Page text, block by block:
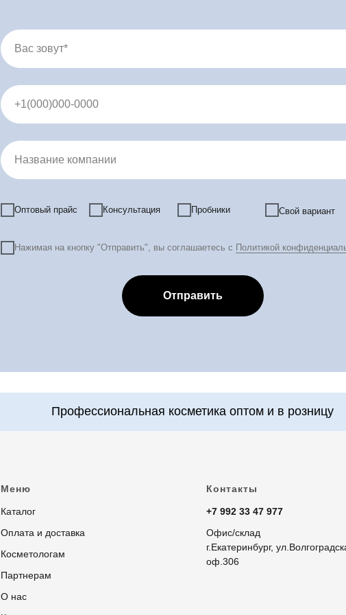
Вас зовут*
+1(000)000-0000
Название компании
Оптовый прайс Консультация Пробники Свой вариант
Нажимая на кнопку "Отправить", вы соглашаетесь с Политикой
Отправить
Меню
Каталог
Оплата и доставка
Косметологам
Партнерам
О нас
Контакты
+7 992 33 47 977
Офис/склад
г.Екатеринбург,
оф.306